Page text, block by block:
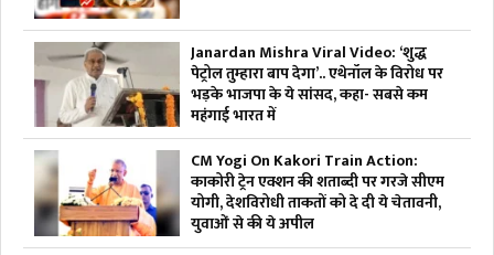
Janardan Mishra Viral Video: ‘शुद्ध
पेट्रोल तुम्हारा बाप देगा’.. एथेनॉल के विरोध पर
भड़के भाजपा के ये सांसद, कहा- सबसे कम
महंगाई भारत में
CM Yogi On Kakori Train Action:
काकोरी ट्रेन एक्शन की शताब्दी पर गरजे सीएम
योगी, देशविरोधी ताकतों को दे दी ये चेतावनी,
युवाओं से की ये अपील